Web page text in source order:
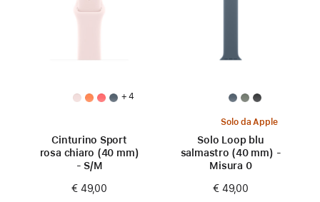
+ 4
Cinturino Sport
rosa chiaro (40 mm)
- S/M
€ 49,00
Solo da Apple
Solo Loop blu
salmastro (40 mm) -
Misura 0
€ 49,00